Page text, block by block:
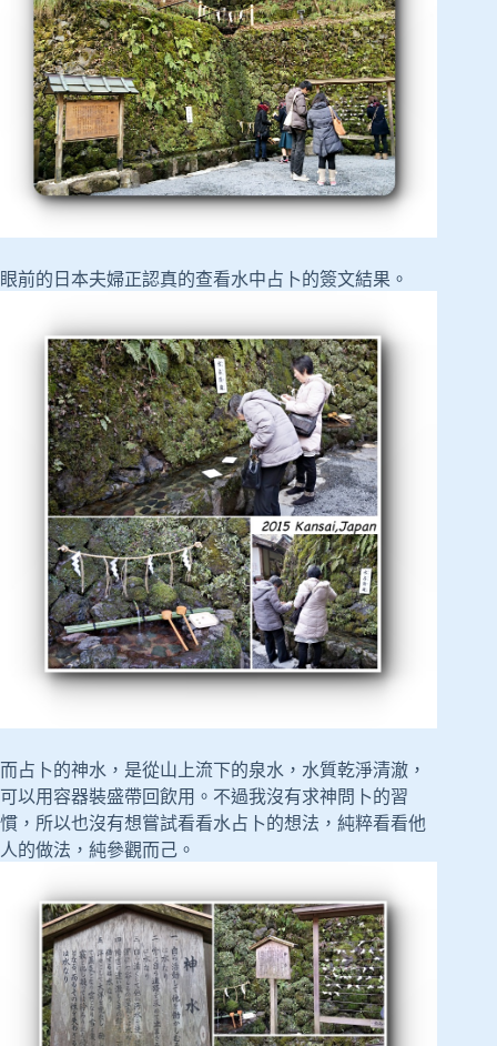
眼前的日本夫婦正認真的查看水中占卜的簽文結果。
而占卜的神水，是從山上流下的泉水，水質乾淨清澈，
可以用容器裝盛帶回飲用。不過我沒有求神問卜的習
慣，所以也沒有想嘗試看看水占卜的想法，純粹看看他
人的做法，純參觀而己。